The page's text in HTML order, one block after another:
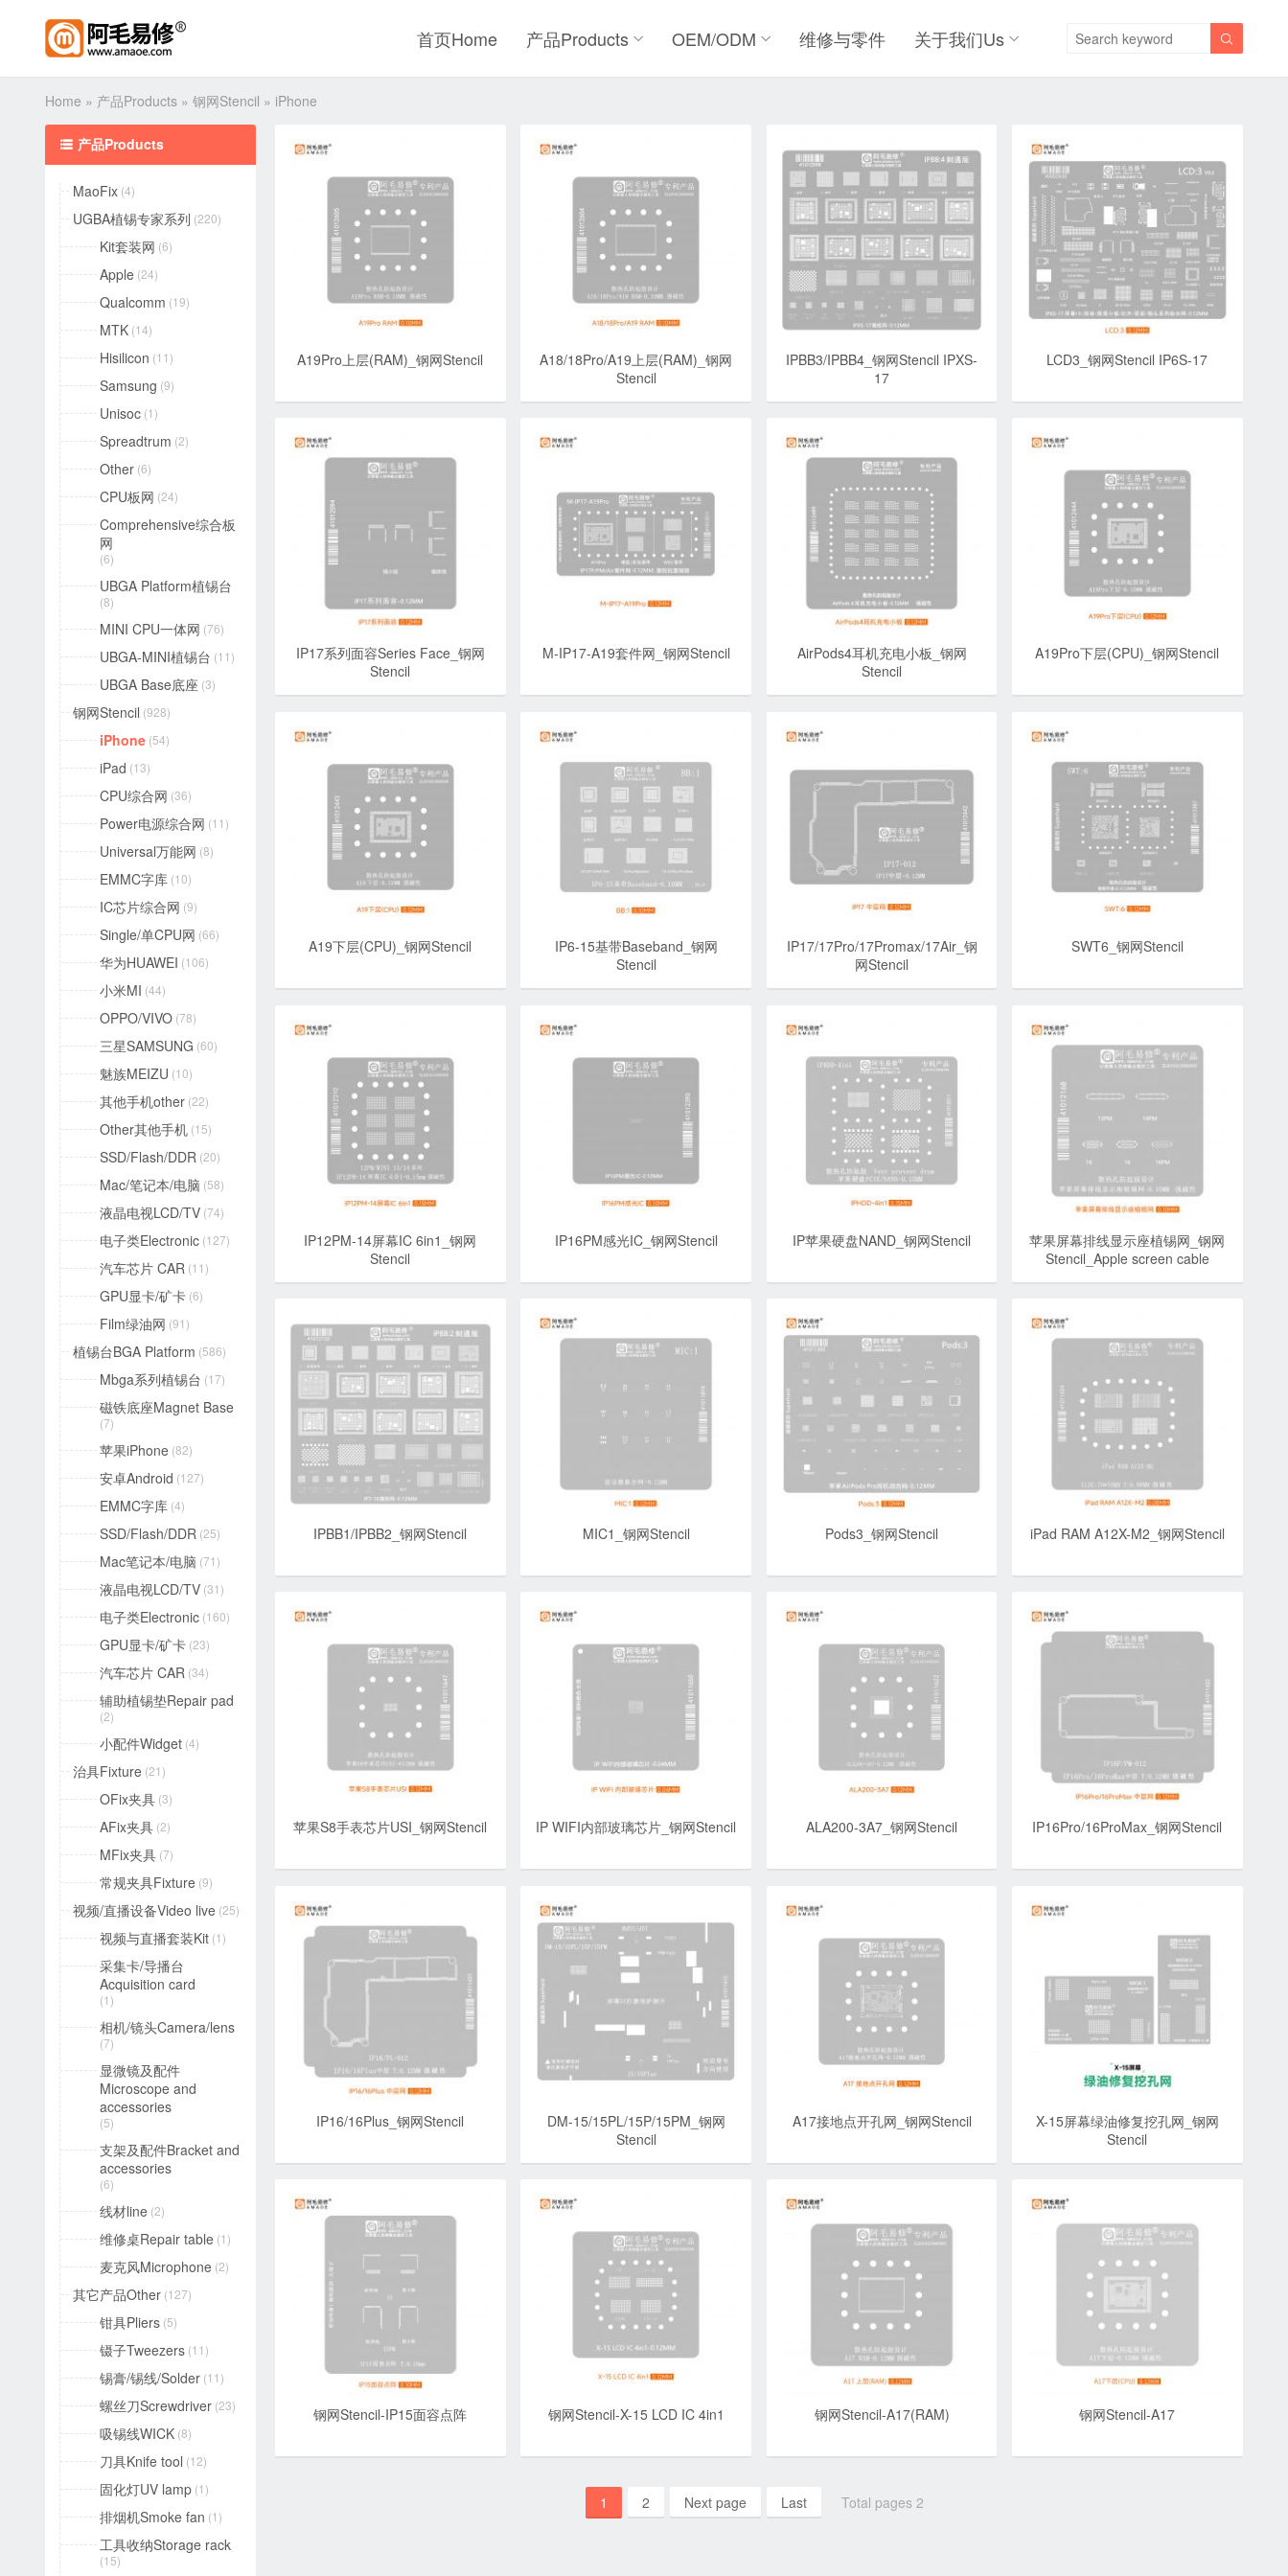

首页Home 产品Products OEM/ODM 维修与零件 关于我们Us
Home » 产品Products » 钢网Stencil » iPhone
 产品Products
MaoFix (4)
UGBA植锡专家系列 (220)
Kit套装网 (6)
Apple (24)
Qualcomm (19)
MTK (14)
Hisilicon (11)
Samsung (9)
Unisoc (1)
Spreadtrum (2)
Other (6)
CPU板网 (24)
Comprehensive综合板
网
(6)
UBGA Platform植锡台
(8)
MINI CPU一体网 (76)
UBGA-MINI植锡台 (11)
UBGA Base底座 (3)
钢网Stencil (928)
iPhone (54)
iPad (13)
CPU综合网 (36)
Power电源综合网 (11)
Universal万能网 (8)
EMMC字库 (10)
IC芯片综合网 (9)
Single/单CPU网 (66)
华为HUAWEI (106)
小米MI (44)
OPPO/VIVO (78)
三星SAMSUNG (60)
魅族MEIZU (10)
其他手机other (22)
Other其他手机 (15)
SSD/Flash/DDR (20)
Mac/笔记本/电脑 (58)
液晶电视LCD/TV (74)
电子类Electronic (127)
汽车芯片 CAR (11)
GPU显卡/矿卡 (6)
Film绿油网 (91)
植锡台BGA Platform (586)
Mbga系列植锡台 (17)
磁铁底座Magnet Base
(7)
苹果iPhone (82)
安卓Android (127)
EMMC字库 (4)
SSD/Flash/DDR (25)
Mac笔记本/电脑 (71)
液晶电视LCD/TV (31)
电子类Electronic (160)
GPU显卡/矿卡 (23)
汽车芯片 CAR (34)
辅助植锡垫Repair pad
(2)
小配件Widget (4)
治具Fixture (21)
OFix夹具 (3)
AFix夹具 (2)
MFix夹具 (7)
常规夹具Fixture (9)
视频/直播设备Video live (25)
视频与直播套装Kit (1)
采集卡/导播台
Acquisition card
(1)
相机/镜头Camera/lens
(7)
显微镜及配件
Microscope and
accessories
(5)
支架及配件Bracket and
accessories
(6)
线材line (2)
维修桌Repair table (1)
麦克风Microphone (2)
其它产品Other (127)
钳具Pliers (5)
镊子Tweezers (11)
锡膏/锡线/Solder (11)
螺丝刀Screwdriver (23)
吸锡线WICK (8)
刀具Knife tool (12)
固化灯UV lamp (1)
排烟机Smoke fan (1)
工具收纳Storage rack
(15)
A19Pro上层(RAM)_钢网Stencil
A18/18Pro/A19上层(RAM)_钢网
Stencil
IPBB3/IPBB4_钢网Stencil IPXS-
17
LCD3_钢网Stencil IP6S-17
IP17系列面容Series Face_钢网
Stencil
M-IP17-A19套件网_钢网Stencil
AirPods4耳机充电小板_钢网
Stencil
A19Pro下层(CPU)_钢网Stencil
A19下层(CPU)_钢网Stencil
IP6-15基带Baseband_钢网
Stencil
IP17/17Pro/17Promax/17Air_钢
网Stencil
SWT6_钢网Stencil
IP12PM-14屏幕IC 6in1_钢网
Stencil
IP16PM感光IC_钢网Stencil IP苹果硬盘NAND_钢网Stencil
苹果屏幕排线显示座植锡网_钢网
Stencil_Apple screen cable
IPBB1/IPBB2_钢网Stencil MIC1_钢网Stencil Pods3_钢网Stencil iPad RAM A12X-M2_钢网Stencil
苹果S8手表芯片USI_钢网Stencil IP WIFI内部玻璃芯片_钢网Stencil ALA200-3A7_钢网Stencil IP16Pro/16ProMax_钢网Stencil
IP16/16Plus_钢网Stencil
DM-15/15PL/15P/15PM_钢网
Stencil
A17接地点开孔网_钢网Stencil
X-15屏幕绿油修复挖孔网_钢网
Stencil
钢网Stencil-IP15面容点阵 钢网Stencil-X-15 LCD IC 4in1 钢网Stencil-A17(RAM) 钢网Stencil-A17
1 2 Next page Last Total pages 2